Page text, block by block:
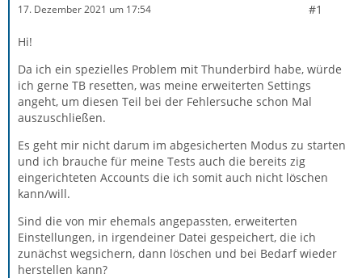
17. Dezember 2021 um 17:54 #1
Hi!
Da ich ein spezielles Problem mit Thunderbird habe, würde
ich gerne TB resetten, was meine erweiterten Settings
angeht, um diesen Teil bei der Fehlersuche schon Mal
auszuschließen.
Es geht mir nicht darum im abgesicherten Modus zu starten
und ich brauche für meine Tests auch die bereits zig
eingerichteten Accounts die ich somit auch nicht löschen
kann/will.
Sind die von mir ehemals angepassten, erweiterten
Einstellungen, in irgendeiner Datei gespeichert, die ich
zunächst wegsichern, dann löschen und bei Bedarf wieder
herstellen kann?